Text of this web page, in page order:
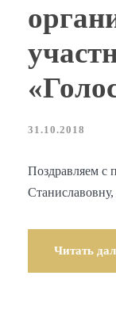
31.10.2018
Поздравляем с
Читать